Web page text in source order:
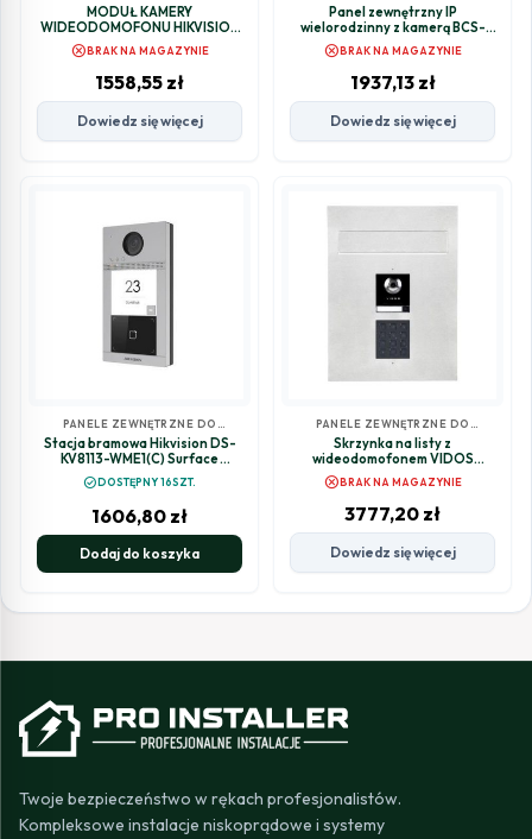
WIDEODOMOFONÓW
MODUŁ KAMERY
WIDEODOMOFONU HIKVISION
DS-KD8003-IME1(B)/Surface
cancelBRAK NA MAGAZYNIE
1558,55 zł
Dowiedz się więcej
WIDEODOMOFONÓW
Panel zewnętrzny IP
wielorodzinny z kamerą BCS-
PAN9211S-S
cancelBRAK NA MAGAZYNIE
1937,13 zł
Dowiedz się więcej
PANELE ZEWNĘTRZNE DO
WIDEODOMOFONÓW
Stacja bramowa Hikvision DS-
KV8113-WME1(C) Surface
(natynkowa)
check_circleDOSTĘPNY 16SZT.
1606,80 zł
Dodaj do koszyka
PANELE ZEWNĘTRZNE DO
WIDEODOMOFONÓW
Skrzynka na listy z
wideodomofonem VIDOS
S2201D-SKP
cancelBRAK NA MAGAZYNIE
3777,20 zł
Dowiedz się więcej
Twoje bezpieczeństwo w rękach profesjonalistów.
Kompleksowe instalacje niskoprądowe i systemy